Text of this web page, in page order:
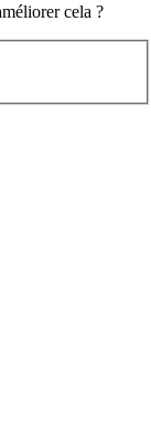
cela ?